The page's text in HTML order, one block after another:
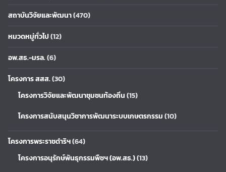
สถาบันวิจัยและพัฒนา(470)
หมวดหมู่ทั่วไป(12)
อพ.สธ.-มรล.(6)
โครงการ สสส.(30)
โครงการวิจัยและพัฒนาชุมชนท้องถิ่น(15)
โครงการสนับสนุนวิชาการพัฒนาระบบเกษตรกรรม(10)
โครงการพระราชดำริฯ(64)
โครงการอนุรักษ์พันธุกรรมพืชฯ (อพ.สธ.)(13)